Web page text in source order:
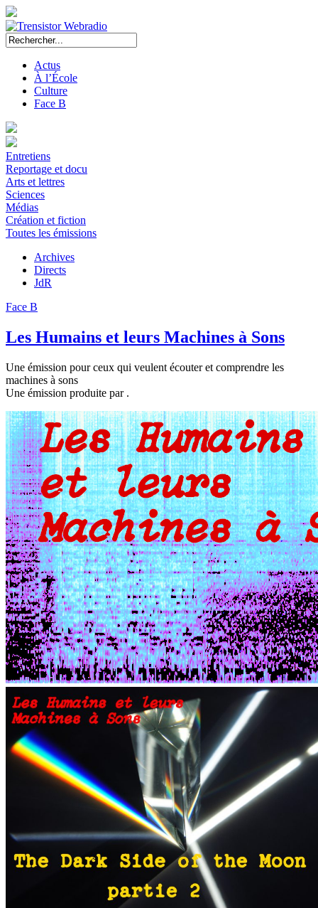
Actus
À l’École
Culture
Face B
Entretiens
Reportage et docu
Arts et lettres
Sciences
Médias
Création et fiction
Toutes les émissions
Archives
Directs
JdR
Face B
Les Humains et leurs Machines à Sons
Une émission pour ceux qui veulent écouter et comprendre les
machines à sons
Une émission produite par .